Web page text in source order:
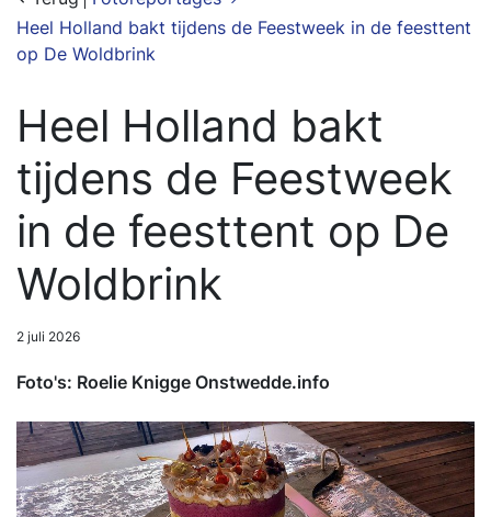
Heel Holland bakt tijdens de Feestweek in de feesttent
op De Woldbrink
Heel Holland bakt
tijdens de Feestweek
in de feesttent op De
Woldbrink
2 juli 2026
Foto's: Roelie Knigge Onstwedde.info